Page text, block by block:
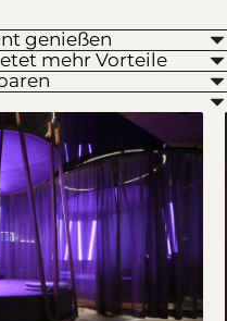
genießen
mehr Vorteile